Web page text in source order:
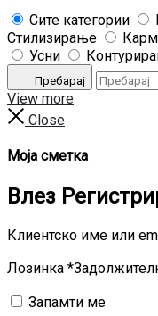
Сите категории
Стилизирање
Усни
Пребарај
View more
Close
Моја сметка
Влез
Клиентско име или
Лозинка *
Запамти ме